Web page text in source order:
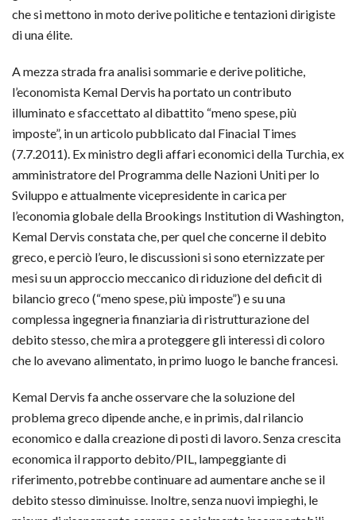
che si mettono in moto derive politiche e tentazioni dirigiste
di una élite.
A mezza strada fra analisi sommarie e derive politiche,
l’economista Kemal Dervis ha portato un contributo
illuminato e sfaccettato al dibattito “meno spese, più
imposte”, in un articolo pubblicato dal Finacial Times
(7.7.2011). Ex ministro degli affari economici della Turchia, ex
amministratore del Programma delle Nazioni Uniti per lo
Sviluppo e attualmente vicepresidente in carica per
l’economia globale della Brookings Institution di Washington,
Kemal Dervis constata che, per quel che concerne il debito
greco, e perciò l’euro, le discussioni si sono eternizzate per
mesi su un approccio meccanico di riduzione del deficit di
bilancio greco (“meno spese, più imposte”) e su una
complessa ingegneria finanziaria di ristrutturazione del
debito stesso, che mira a proteggere gli interessi di coloro
che lo avevano alimentato, in primo luogo le banche francesi.
Kemal Dervis fa anche osservare che la soluzione del
problema greco dipende anche, e in primis, dal rilancio
economico e dalla creazione di posti di lavoro. Senza crescita
economica il rapporto debito/PIL, lampeggiante di
riferimento, potrebbe continuare ad aumentare anche se il
debito stesso diminuisse. Inoltre, senza nuovi impieghi, le